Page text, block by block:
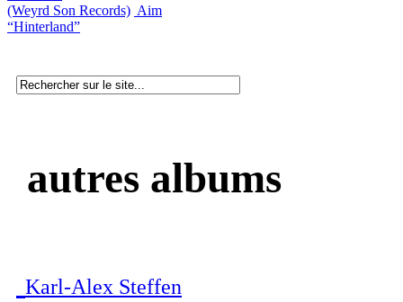
(Weyrd Son Records) Aim
“Hinterland”
autres albums
Karl-Alex Steffen